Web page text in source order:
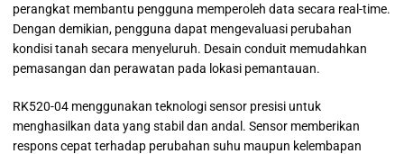
perangkat membantu pengguna memperoleh data secara real-time.
Dengan demikian, pengguna dapat mengevaluasi perubahan
kondisi tanah secara menyeluruh. Desain conduit memudahkan
pemasangan dan perawatan pada lokasi pemantauan.
RK520-04 menggunakan teknologi sensor presisi untuk
menghasilkan data yang stabil dan andal. Sensor memberikan
respons cepat terhadap perubahan suhu maupun kelembapan